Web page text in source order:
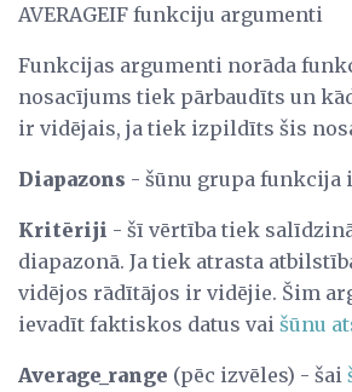
AVERAGEIF funkciju argumenti
Funkcijas argumenti norāda
nosacījums tiek pārbaudīts un
ir vidējais, ja tiek izpildīts šis
Diapazons - šūnu grupa funkcija
Kritēriji - šī vērtība tiek
diapazonā. Ja tiek atrasta
vidējos rādītājos ir vidējie. Šim
ievadīt faktiskos datus vai šūnu
Average_range (pēc izvēles) - šai